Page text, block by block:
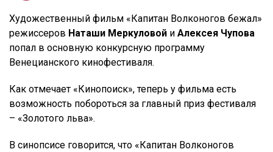
Художественный фильм «Капитан Волконогов бежал»
режиссеров Наташи Меркуловой и Алексея Чупова
попал в основную конкурсную программу
Венецианского кинофестиваля.
Как отмечает «Кинопоиск», теперь у фильма есть
возможность побороться за главный приз фестиваля
– «Золотого льва».
В синопсисе говорится, что «Капитан Волконогов